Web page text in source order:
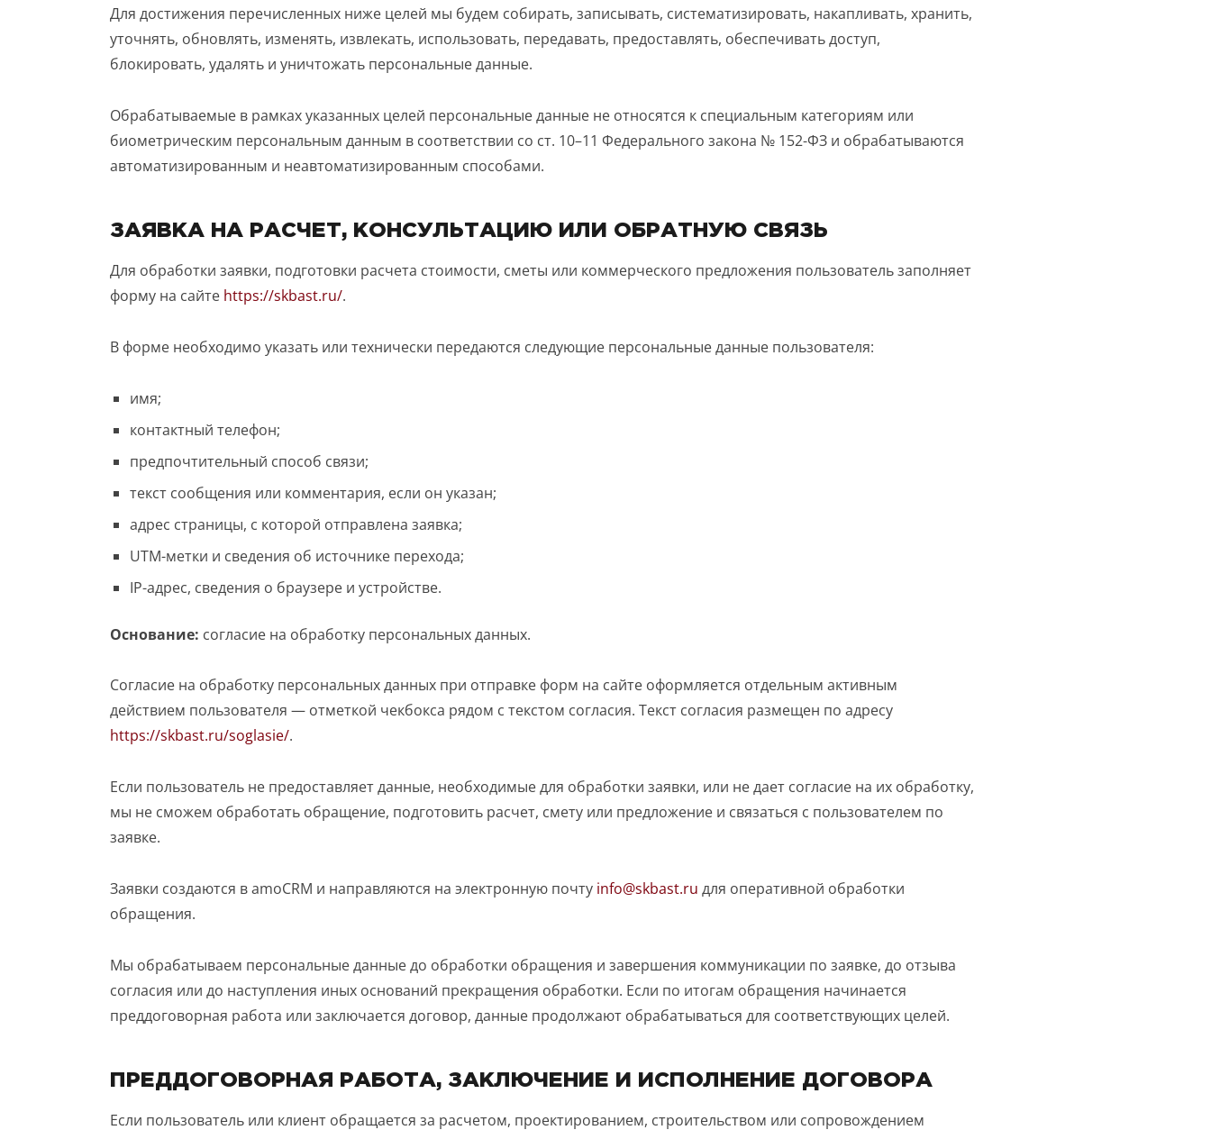
Для достижения перечисленных ниже целей мы будем собирать, записывать, систематизировать, накапливать, хранить,
уточнять, обновлять, изменять, извлекать, использовать, передавать, предоставлять, обеспечивать доступ,
блокировать, удалять и уничтожать персональные данные.
Обрабатываемые в рамках указанных целей персональные данные не относятся к специальным категориям или
биометрическим персональным данным в соответствии со ст. 10–11 Федерального закона № 152-ФЗ и обрабатываются
автоматизированным и неавтоматизированным способами.
ЗАЯВКА НА РАСЧЕТ, КОНСУЛЬТАЦИЮ ИЛИ ОБРАТНУЮ СВЯЗЬ
Для обработки заявки, подготовки расчета стоимости, сметы или коммерческого предложения пользователь заполняет
форму на сайте https://skbast.ru/.
В форме необходимо указать или технически передаются следующие персональные данные пользователя:
имя;
контактный телефон;
предпочтительный способ связи;
текст сообщения или комментария, если он указан;
адрес страницы, с которой отправлена заявка;
UTM-метки и сведения об источнике перехода;
IP-адрес, сведения о браузере и устройстве.
Основание: согласие на обработку персональных данных.
Согласие на обработку персональных данных при отправке форм на сайте оформляется отдельным активным
действием пользователя — отметкой чекбокса рядом с текстом согласия. Текст согласия размещен по адресу
https://skbast.ru/soglasie/.
Если пользователь не предоставляет данные, необходимые для обработки заявки, или не дает согласие на их обработку,
мы не сможем обработать обращение, подготовить расчет, смету или предложение и связаться с пользователем по
заявке.
Заявки создаются в amoCRM и направляются на электронную почту info@skbast.ru для оперативной обработки
обращения.
Мы обрабатываем персональные данные до обработки обращения и завершения коммуникации по заявке, до отзыва
согласия или до наступления иных оснований прекращения обработки. Если по итогам обращения начинается
преддоговорная работа или заключается договор, данные продолжают обрабатываться для соответствующих целей.
ПРЕДДОГОВОРНАЯ РАБОТА, ЗАКЛЮЧЕНИЕ И ИСПОЛНЕНИЕ ДОГОВОРА
Если пользователь или клиент обращается за расчетом, проектированием, строительством или сопровождением
Даюсогласие на обработку персональных данных
и подтверждаю, что ознакомлен(а)
политикой обработки персональных данных